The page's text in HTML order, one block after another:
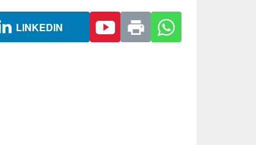
LINKEDIN